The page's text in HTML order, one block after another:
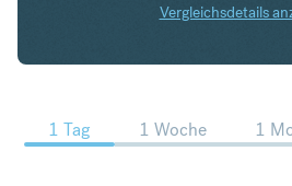
Vergleichsdetails
CHF in INR
1 Tag 1 Woche 1